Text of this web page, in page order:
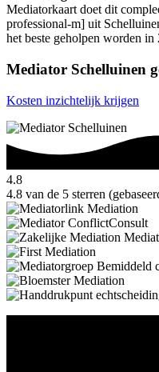
Mediatorkaart doet dit
professional-m] uit
het beste geholpen worden in
Mediator Schelluinen
Kosten inzichtelijk krijgen
4.8
4.8 van de 5 sterren